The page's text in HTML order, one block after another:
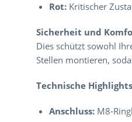
Rot: Kritischer
Sicherheit und
Dies schützt sowohl
Stellen montieren,
Technische
Anschluss: M8-